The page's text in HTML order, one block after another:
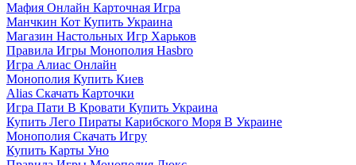
Мафия Онлайн Карточная Игра
Манчкин Кот Купить Украина
Магазин Настольных Игр Харьков
Правила Игры Монополия Hasbro
Игра Алиас Онлайн
Монополия Купить Киев
Alias Скачать Карточки
Игра Пати В Кровати Купить Украина
Купить Лего Пираты Карибского Моря В Украине
Монополия Скачать Игру
Купить Карты Уно